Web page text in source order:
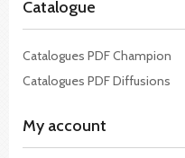
Catalogue
Catalogues PDF Champion
Catalogues PDF Diffusions
My account